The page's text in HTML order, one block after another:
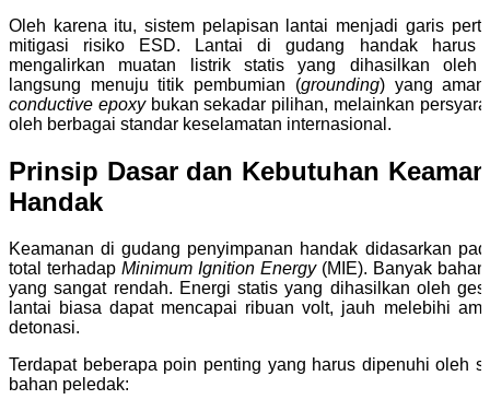
Oleh karena itu, sistem pelapisan lantai menjadi garis
mitigasi risiko ESD. Lantai di gudang handak harus
mengalirkan muatan listrik statis yang dihasilkan oleh
langsung menuju titik pembumian (grounding) yang
conductive epoxybukan sekadar pilihan, melainkan
oleh berbagai standar keselamatan internasional.
Prinsip Dasar dan Kebutuhan
Handak
Keamanan di gudang penyimpanan handak didasarkan
total terhadap Minimum Ignition Energy(MIE). Banyak
yang sangat rendah. Energi statis yang dihasilkan oleh
lantai biasa dapat mencapai ribuan volt, jauh melebihi
detonasi.
Terdapat beberapa poin penting yang harus dipenuhi oleh
bahan peledak: